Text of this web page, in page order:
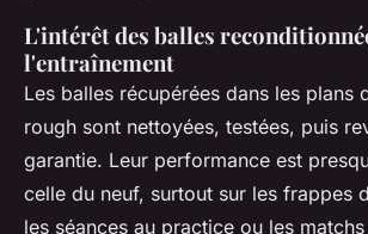
L'intérêt des balles
l'entraînement
Les balles récupérées dans les plans
rough sont nettoyées, testées, puis
garantie. Leur performance est
celle du neuf, surtout sur les frappes
les séances au practice ou les